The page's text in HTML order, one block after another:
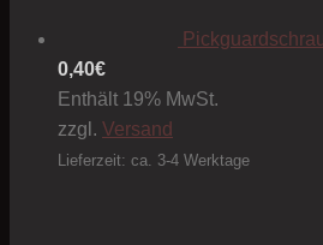
0,40€
Enthält 19% MwSt.
zzgl. Versand
Lieferzeit: ca. 3-4 Werktage